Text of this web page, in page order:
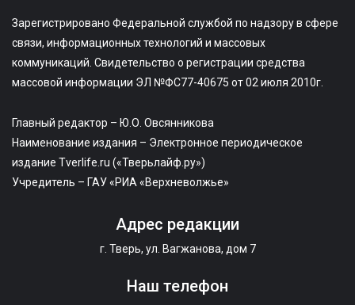
Зарегистрировано Федеральной службой по надзору в сфере
связи, информационных технологий и массовых
коммуникаций. Свидетельство о регистрации средства
массовой информации ЭЛ №ФС77-40675 от 02 июля 2010г.
Главный редактор – Ю.О. Овсянникова
Наименование издания – Электронное периодическое
издание Tverlife.ru («Тверьлайф.ру»)
Учредитель – ГАУ «РИА «Верхневолжье»
Адрес редакции
г. Тверь, ул. Вагжанова, дом 7
Наш телефон